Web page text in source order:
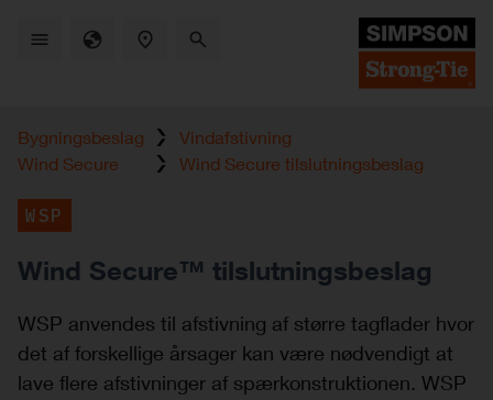
Bygningsbeslag
Wind Secure
Vindafstivning
Wind Secure tilslutningsbeslag
WSP
Wind Secure™ tilslutningsbeslag
WSP anvendes til afstivning af større tagflader hvor
det af forskellige årsager kan være nødvendigt at
lave flere afstivninger af spærkonstruktionen. WSP